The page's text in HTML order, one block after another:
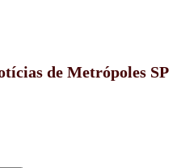
de Metrópoles SP